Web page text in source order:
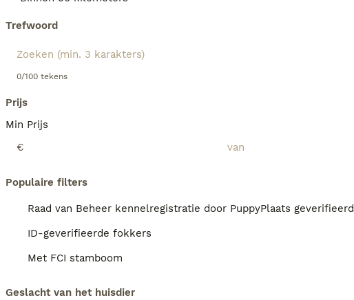
Trefwoord
0/100 tekens
Prijs
Min Prijs
€
Populaire filters
Raad van Beheer kennelregistratie door PuppyPlaats geverifieerd
ID-geverifieerde fokkers
Met FCI stamboom
Geslacht van het huisdier